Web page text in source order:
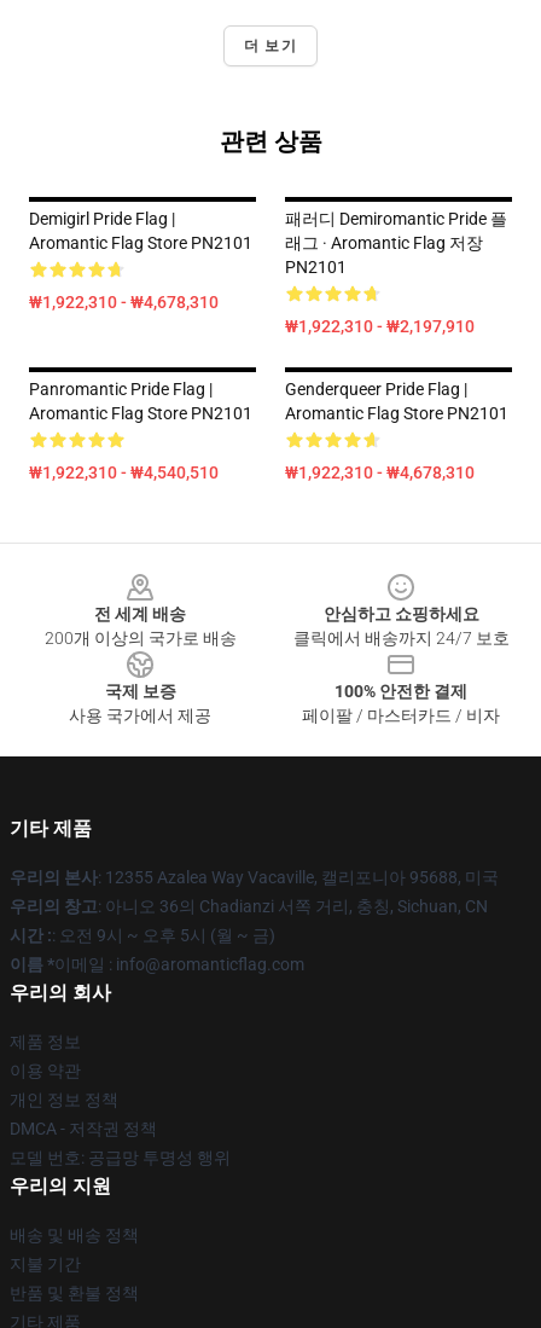
더 보기
관련 상품
Demigirl Pride Flag |
Aromantic Flag Store PN2101
₩1,922,310 - ₩4,678,310
패러디 Demiromantic Pride 플
래그 · Aromantic Flag 저장
PN2101
₩1,922,310 - ₩2,197,910
Panromantic Pride Flag |
Aromantic Flag Store PN2101
₩1,922,310 - ₩4,540,510
Genderqueer Pride Flag |
Aromantic Flag Store PN2101
₩1,922,310 - ₩4,678,310
전 세계 배송
200개 이상의 국가로 배송
안심하고 쇼핑하세요
클릭에서 배송까지 24/7 보호
국제 보증
사용 국가에서 제공
100% 안전한 결제
페이팔 / 마스터카드 / 비자
기타 제품
우리의 본사: 12355 Azalea Way Vacaville, 캘리포니아 95688, 미국
우리의 창고: 아니오 36의 Chadianzi 서쪽 거리, 충칭, Sichuan, CN
시간 :: 오전 9시 ~ 오후 5시 (월 ~ 금)
이름 *이메일 : info@aromanticflag.com
우리의 회사
제품 정보
이용 약관
개인 정보 정책
DMCA - 저작권 정책
모델 번호: 공급망 투명성 행위
우리의 지원
배송 및 배송 정책
지불 기간
반품 및 환불 정책
기타 제품